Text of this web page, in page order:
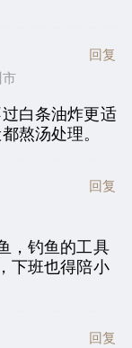
回复
白条油炸更适
熬汤处理。
回复
，钓鱼的工具
下班也得陪小
回复